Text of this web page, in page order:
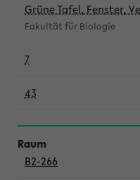
Grüne Tafel, Fenster,
Fakultät für Biologie
7
43
B2-266